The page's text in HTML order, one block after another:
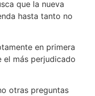
que la nueva
hasta tanto no
en primera
el más perjudicado
otras preguntas